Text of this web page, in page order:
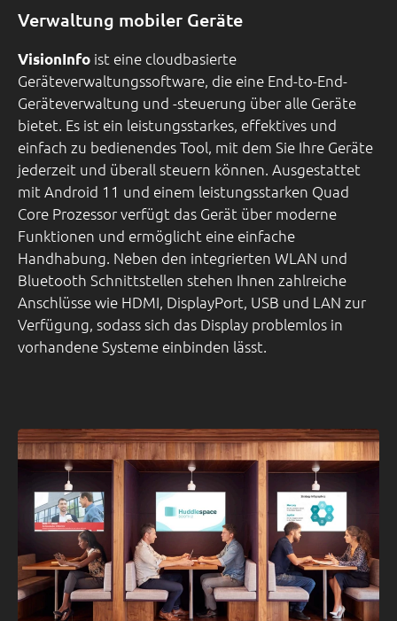
Verwaltung mobiler Geräte
VisionInfo ist eine cloudbasierte
Geräteverwaltungssoftware, die eine End-to-End-
Geräteverwaltung und -steuerung über alle Geräte
bietet. Es ist ein leistungsstarkes, effektives und
einfach zu bedienendes Tool, mit dem Sie Ihre Geräte
jederzeit und überall steuern können. Ausgestattet
mit Android 11 und einem leistungsstarken Quad
Core Prozessor verfügt das Gerät über moderne
Funktionen und ermöglicht eine einfache
Handhabung. Neben den integrierten WLAN und
Bluetooth Schnittstellen stehen Ihnen zahlreiche
Anschlüsse wie HDMI, DisplayPort, USB und LAN zur
Verfügung, sodass sich das Display problemlos in
vorhandene Systeme einbinden lässt.